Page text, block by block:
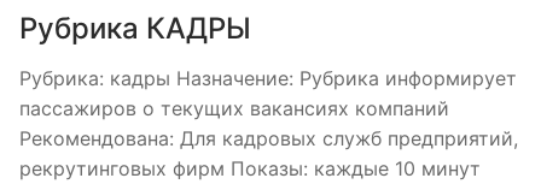
Рубрика КАДРЫ
Рубрика: кадры Назначение: Рубрика информирует
пассажиров о текущих вакансиях компаний
Рекомендована: Для кадровых служб предприятий,
рекрутинговых фирм Показы: каждые 10 минут